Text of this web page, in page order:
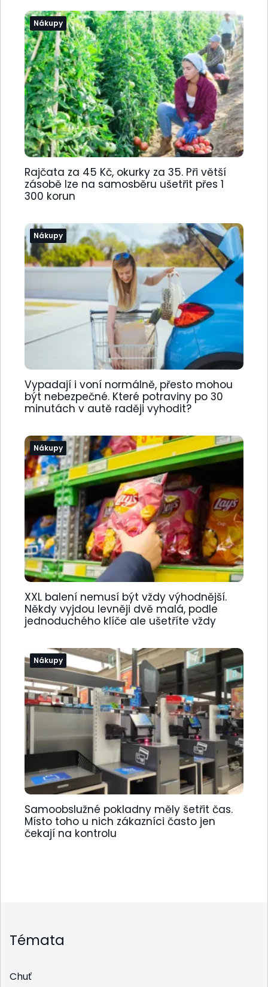
Nákupy
Rajčata za 45 Kč, okurky za 35. Při větší
zásobě lze na samosběru ušetřit přes 1
300 korun
Nákupy
Vypadají i voní normálně, přesto mohou
být nebezpečné. Které potraviny po 30
minutách v autě raději vyhodit?
Nákupy
XXL balení nemusí být vždy výhodnější.
Někdy vyjdou levněji dvě malá, podle
jednoduchého klíče ale ušetříte vždy
Nákupy
Samoobslužné pokladny měly šetřit čas.
Místo toho u nich zákazníci často jen
čekají na kontrolu
Témata
Chuť